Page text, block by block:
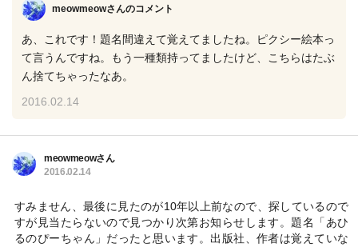
meowmeowさんのコメント
あ、これです！題名間違えて覚えてましたね。ピクシー絵本っ
て言うんですね。もう一種類持ってましたけど、こちらはたぶ
ん捨てちゃったなあ。
2016.02.14
meowmeowさん
2016.02.14
すみません、最後に見たのが10年以上前なので、探しているので
すが見当たらないので見つかり次第お知らせします。題名「あひ
るのぴーちゃん」だったと思います。出版社、作者は覚えていな